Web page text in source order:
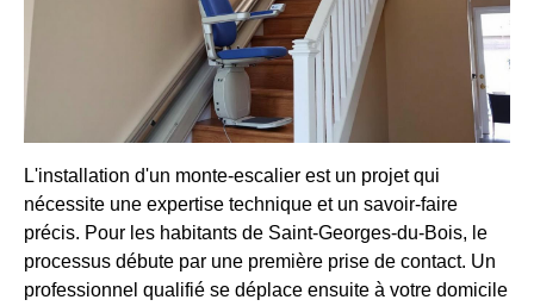
L'installation d'un monte-escalier est un projet qui
nécessite une expertise technique et un savoir-faire
précis. Pour les habitants de Saint-Georges-du-Bois, le
processus débute par une première prise de contact. Un
professionnel qualifié se déplace ensuite à votre domicile